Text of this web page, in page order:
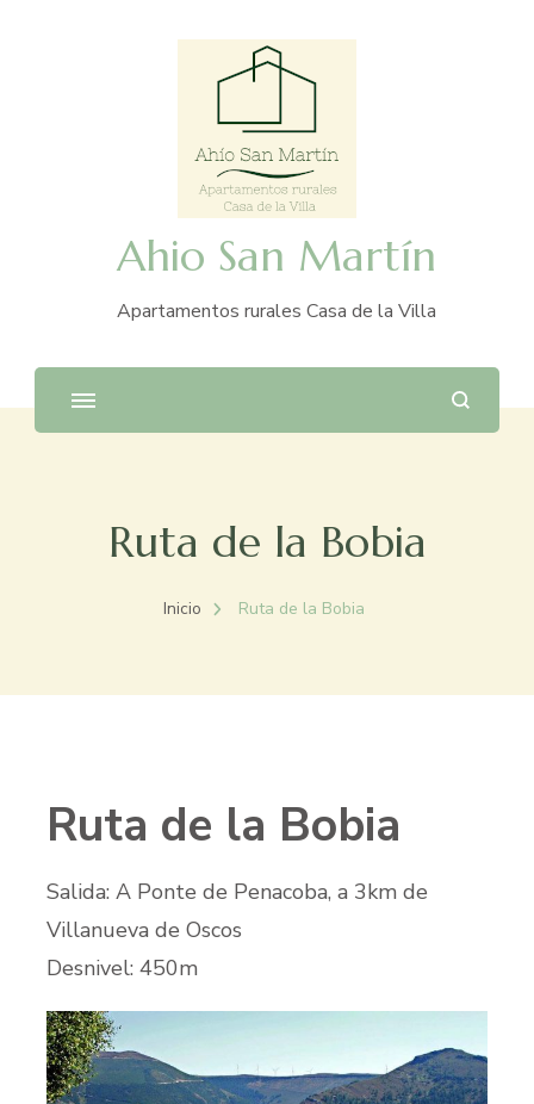
Ahio San Martín
Apartamentos rurales Casa de la Villa
Ruta de la Bobia
Inicio Ruta de la Bobia
Ruta de la Bobia
Salida: A Ponte de Penacoba, a 3km de
Villanueva de Oscos
Desnivel: 450m